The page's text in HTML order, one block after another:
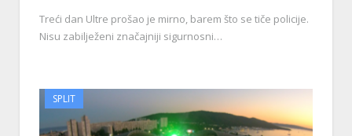
Treći dan Ultre prošao je mirno, barem što se tiče policije.
Nisu zabilježeni značajniji sigurnosni…
SPLIT